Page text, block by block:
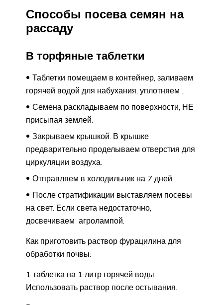
Способы посева семян на
рассаду
В торфяные таблетки
Таблетки помещаем в контейнер, заливаем
горячей водой для набухания, уплотняем .
Семена раскладываем по поверхности, НЕ
присыпая землей.
Закрываем крышкой. В крышке
предварительно проделываем отверстия для
циркуляции воздуха.
Отправляем в холодильник на 7 дней.
После стратификации выставляем посевы
на свет. Если света недостаточно,
досвечиваем агролампой.
Как приготовить раствор фурацилина для
обработки почвы:
1 таблетка на 1 литр горячей воды.
Использовать раствор после остывания.